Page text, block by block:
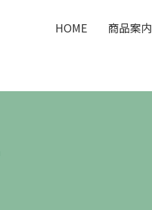
HOME 商品案内